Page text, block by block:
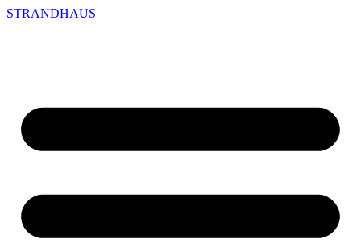
STRANDHAUS